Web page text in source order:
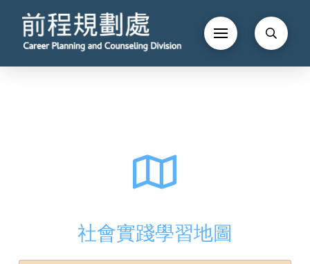
社會實踐學習地圖